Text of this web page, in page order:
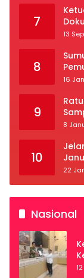
7
2025
13
8
16
9
8
10
22
Nasional